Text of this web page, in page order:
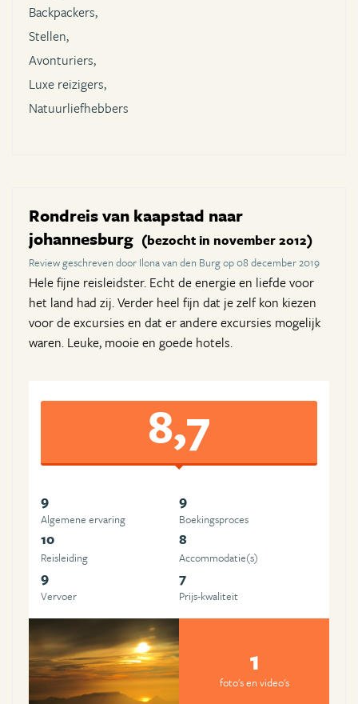
Backpackers,
Stellen,
Avonturiers,
Luxe reizigers,
Natuurliefhebbers
Rondreis van kaapstad naar
johannesburg (bezocht in november 2012)
Review geschreven door Ilona van den Burg op 08 december 2019
Hele fijne reisleidster. Echt de energie en liefde voor
het land had zij. Verder heel fijn dat je zelf kon kiezen
voor de excursies en dat er andere excursies mogelijk
waren. Leuke, mooie en goede hotels.
8,7
9
Algemene ervaring
9
Boekingsproces
10
Reisleiding
8
Accommodatie(s)
9
Vervoer
7
Prijs-kwaliteit
1
foto's en video's